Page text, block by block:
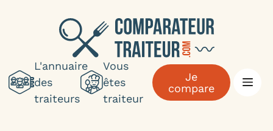
L'annuaire
des
traiteurs
Vous
êtes
traiteur
Je
compare